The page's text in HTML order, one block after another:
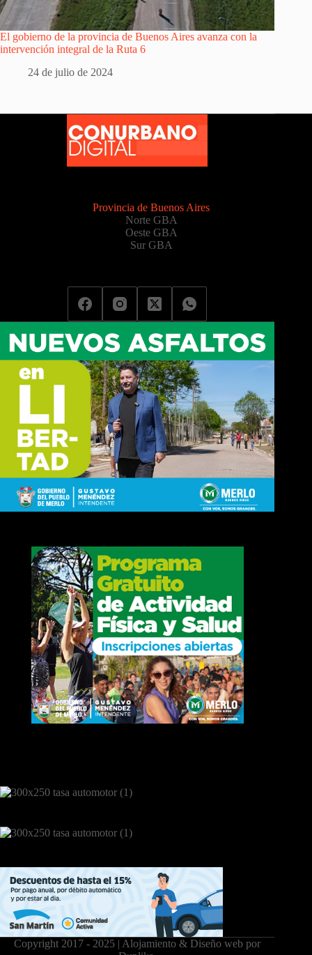
El gobierno de la provincia de Buenos Aires avanza con la
intervención integral de la Ruta 6
24 de julio de 2024
Provincia de Buenos Aires
Norte GBA
Oeste GBA
Sur GBA
Copyright 2017 - 2025 | Alojamiento & Diseño web por